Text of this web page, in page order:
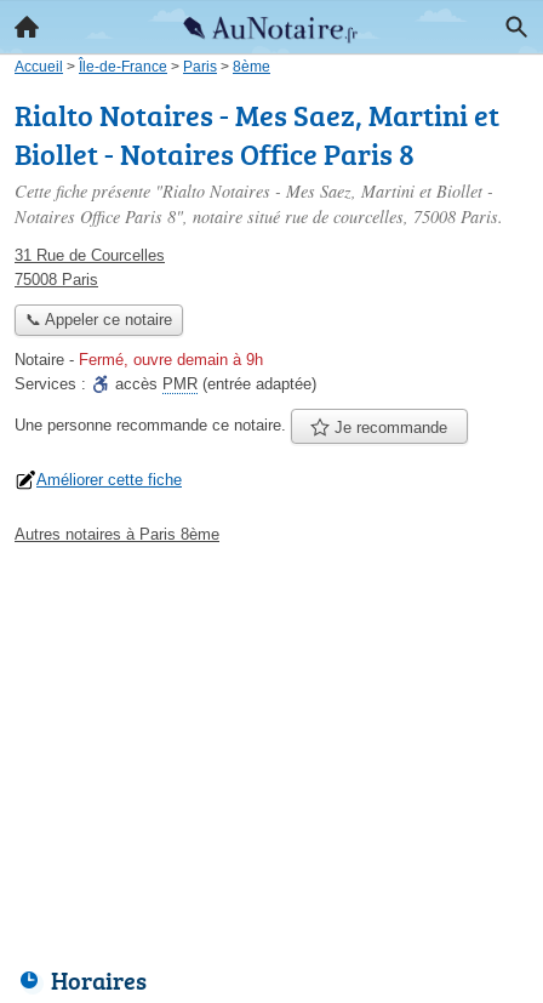
Accueil > Île-de-France > Paris > 8ème
Rialto Notaires - Mes Saez, Martini et
Biollet - Notaires Office Paris 8
Cette fiche présente "Rialto Notaires - Mes Saez, Martini et Biollet -
Notaires Office Paris 8", notaire situé rue de courcelles, 75008 Paris.
31 Rue de Courcelles
75008 Paris
📞 Appeler ce notaire
Notaire - Fermé, ouvre demain à 9h
Services :
accès PMR (entrée adaptée)
Une personne recommande ce notaire. Je recommande
Améliorer cette fiche
Autres notaires à Paris 8ème
Horaires